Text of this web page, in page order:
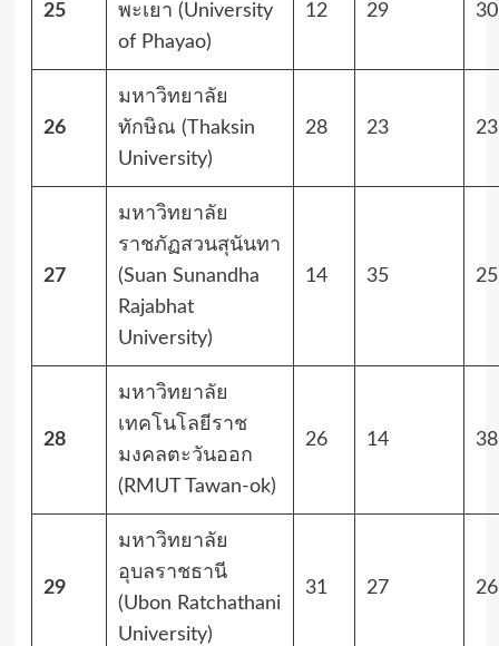
25
พะเยา (University
of Phayao)
12 29 30
26
มหาวิทยาลัย
ทักษิณ (Thaksin
University)
28 23 23
27
มหาวิทยาลัย
ราชภัฏสวนสุนันทา
(Suan Sunandha
Rajabhat
University)
14 35 25
28
มหาวิทยาลัย
เทคโนโลยีราช
มงคลตะวันออก
(RMUT Tawan-ok)
26 14 38
29
มหาวิทยาลัย
อุบลราชธานี
(Ubon Ratchathani
University)
31 27 26